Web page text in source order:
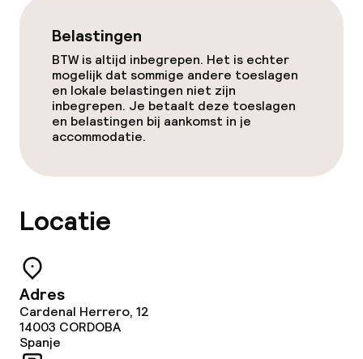
Eet- en drinkdiensten
Roomservice
Schoonmaakvoorzieningen
Beleid
Overal rookvrij
Belastingen
BTW is altijd inbegrepen. Het is echter
mogelijk dat sommige andere toeslagen
en lokale belastingen niet zijn
inbegrepen. Je betaalt deze toeslagen
en belastingen bij aankomst in je
accommodatie.
Locatie
Adres
Cardenal Herrero, 12
14003 CORDOBA
Spanje